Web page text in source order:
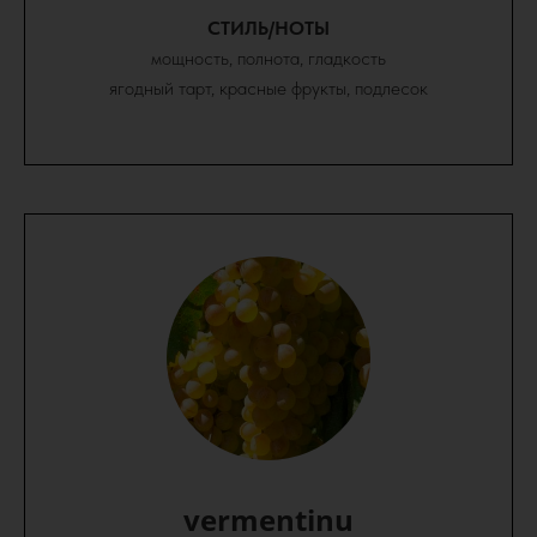
СТИЛЬ/НОТЫ
мощность, полнота, гладкость
ягодный тарт, красные фрукты, подлесок
vermentinu